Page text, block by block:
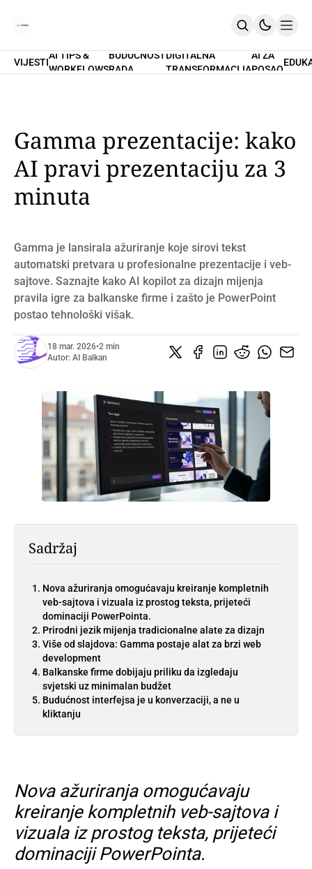
Home
PRETPLATI SE
VIJESTI
AI TIPS &
WORKFLOWS
BUDUĆNOST
RADA
DIGITALNA
TRANSFORMACIJA
AI ZA
POSAO
Gamma prezentacije: kako
AI pravi prezentaciju za 3
minuta
Gamma je lansirala ažuriranje koje sirovi tekst
automatski pretvara u profesionalne prezentacije i veb-
sajtove. Saznajte kako AI kopilot za dizajn mijenja
pravila igre za balkanske firme i zašto je PowerPoint
postao tehnološki višak.
18 mar. 2026•2 min
Autor: AI Balkan
Sadržaj
Nova ažuriranja omogućavaju kreiranje kompletnih
veb-sajtova i vizuala iz prostog teksta, prijeteći
dominaciji PowerPointa.
Prirodni jezik mijenja tradicionalne alate za dizajn
Više od slajdova: Gamma postaje alat za brzi web
development
Balkanske firme dobijaju priliku da izgledaju
svjetski uz minimalan budžet
Budućnost interfejsa je u konverzaciji, a ne u
kliktanju
Nova ažuriranja omogućavaju
kreiranje kompletnih veb-sajtova i
vizuala iz prostog teksta, prijeteći
dominaciji PowerPointa.